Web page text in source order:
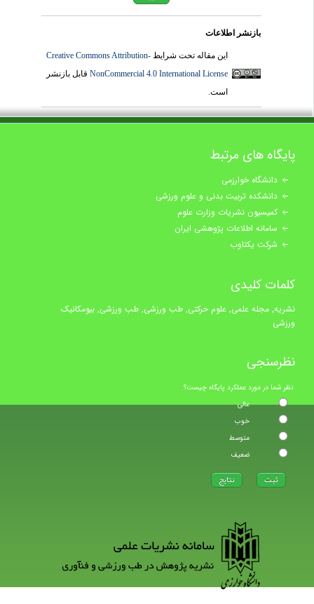
بازنشر اطلاعات
این مقاله تحت شرایطCreative Commons Attribution-
NonCommercial 4.0 International Licenseقابل بازنشر
است.
پایگاه های مرتبط
دانشگاه خوارزمی
دانشکده تربیت بدنی و علوم ورزشی
کمیسیون نشریات وزارت علوم
سامانه اطلاعات پژوهشی ایران
شرکت یکتاوب
کلمات کلیدی
نشریه, مجله علمی, علوم حرکتی, طب ورزشی, طب ورزشی, بیومکانیک
ورزشی
نظرسنجی
نظر شما در مورد عملکرد پایگاه چیست؟
عالی
خوب
متوسط
ضعیف